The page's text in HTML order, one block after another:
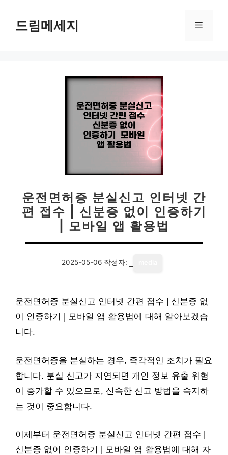
드림메세지 메
운전면허증 분실신고 인터넷 간
편 접수 | 신분증 없이 인증하기
| 모바일 앱 활용법
2025-05-06 작성자:
운전면허증 분실신고 인터넷 간편 접수 | 신분증 없
이 인증하기 | 모바일 앱 활용법에 대해 알아보겠습
니다.
운전면허증을 분실하는 경우, 즉각적인 조치가 필요
합니다. 분실 신고가 지연되면 개인 정보 유출 위험
이 증가할 수 있으므로, 신속한 신고 방법을 숙지하
는 것이 중요합니다.
이제부터 운전면허증 분실신고 인터넷 간편 접수 |
신분증 없이 인증하기 | 모바일 앱 활용법에 대해 자